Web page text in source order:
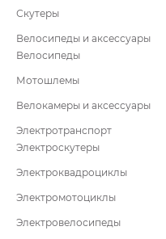
Скутеры
Велосипеды и аксессуары
Велосипеды
Мотошлемы
Велокамеры и аксессуары
Электротранспорт
Электроскутеры
Электроквадроциклы
Электромотоциклы
Электровелосипеды